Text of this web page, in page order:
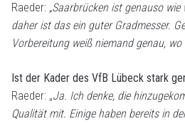
Raeder: „Saarbrücken ist genauso
daher ist das ein guter Gradmesser.
Vorbereitung weiß niemand genau, wo
Ist der Kader des VfB Lübeck stark
Raeder: „Ja. Ich denke, die
Qualität mit. Einige haben bereits in